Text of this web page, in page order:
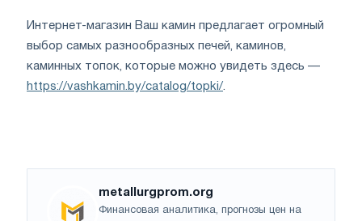
Интернет-магазин Ваш камин предлагает огромный
выбор самых разнообразных печей, каминов,
каминных топок, которые можно увидеть здесь —
https://vashkamin.by/catalog/topki/.
metallurgprom.org
Финансовая аналитика, прогнозы цен на